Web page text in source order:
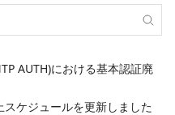
AUTH)における基本認証廃
ケジュールを更新しました